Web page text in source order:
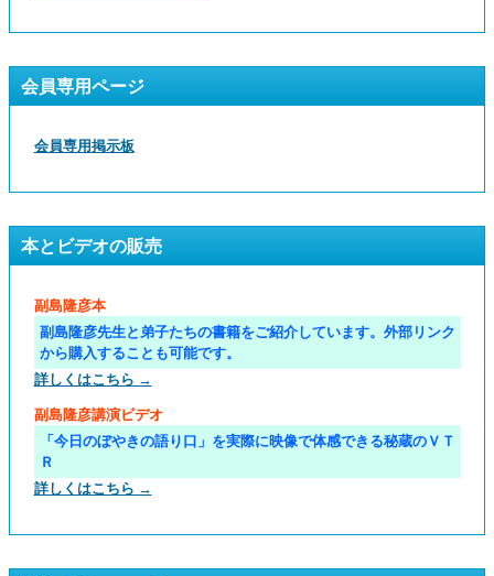
会員専用ページ
会員専用掲示板
本とビデオの販売
副島隆彦本
副島隆彦先生と弟子たちの書籍をご紹介しています。外部リンク
から購入することも可能です。
詳しくはこちら →
副島隆彦講演ビデオ
「今日のぼやきの語り口」を実際に映像で体感できる秘蔵のＶＴ
Ｒ
詳しくはこちら →